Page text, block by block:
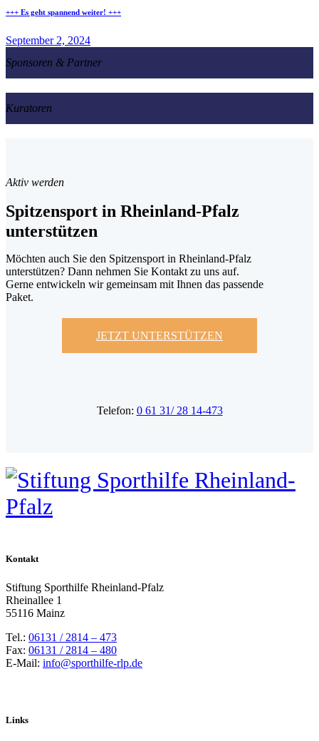
+++ Es geht spannend weiter! +++
September 2, 2024
Sponsoren & Partner
Kuratoren
Aktiv werden
Spitzensport in Rheinland-Pfalz
unterstützen
Möchten auch Sie den Spitzensport in Rheinland-Pfalz
unterstützen? Dann nehmen Sie Kontakt zu uns auf.
Gerne entwickeln wir gemeinsam mit Ihnen das passende
Paket.
JETZT UNTERSTÜTZEN
Telefon: 0 61 31/ 28 14-473
Kontakt
Stiftung Sporthilfe Rheinland-Pfalz
Rheinallee 1
55116 Mainz
Tel.: 06131 / 2814 – 473
Fax: 06131 / 2814 – 480
E-Mail: info@sporthilfe-rlp.de
Links